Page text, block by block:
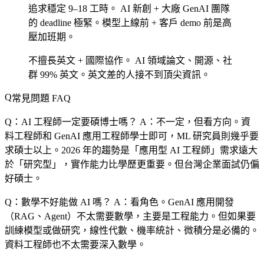
追求穩定 9–18 工時。 AI 新創 + 大廠 GenAI 團隊
的 deadline 極緊。模型上線前 + 客戶 demo 前是高
壓加班期。
不擅長英文 + 國際協作。 AI 領域論文、開源、社
群 99% 英文。英文差的人接不到頂尖資訊。
常見問題 FAQ
Q：AI 工程師一定要碩博士嗎？ A：不一定，但看方向。資
料工程師和 GenAI 應用工程師學士即可，ML 研究員則幾乎要
求碩士以上。2026 年的趨勢是「應用型 AI 工程師」需求遠大
於「研究型」，實作能力比學歷更重要。但台灣企業面試仍偏
好碩士。
Q：數學不好能做 AI 嗎？ A：看角色。GenAI 應用開發
（RAG、Agent）不太需要數學，主要是工程能力。但如果要
訓練模型或做研究，線性代數、機率統計、微積分是必備的。
資料工程師也不太需要深入數學。